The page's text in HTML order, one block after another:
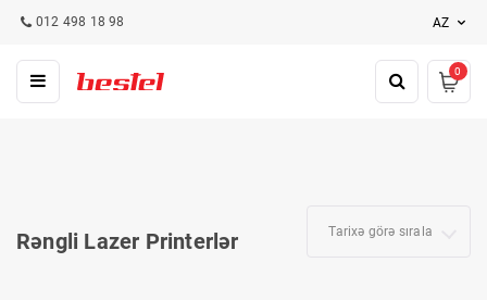
012 498 18 98 AZ
0
Rəngli Lazer Printerlər Tarixə görə sırala